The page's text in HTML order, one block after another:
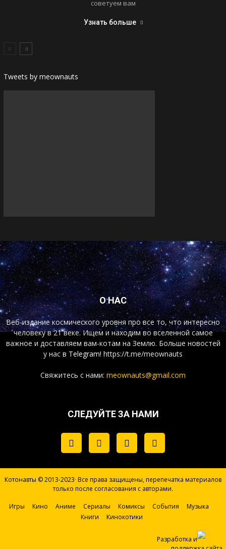
советуем вам
Узнать больше
Tweets by meownauts
О НАС
Веб-издание космического уровня про все то, что интересно
человеку в 21 веке. Ищем и находим во вселенной самое
важное и доставляем вам-котам на Землю. Больше новостей
у нас в Telegram! https://t.me/meownauts
Свяжитесь с нами: meownauts@gmail.com
СЛЕДУЙТЕ ЗА НАМИ
Котонавты © 2013-2023· Все права защищены, перепечатка материалов
только после согласования с авторами.
Игры Кино Аниме Сериалы Комиксы События
Музыка
Книги
Кинокотики
Разработка и